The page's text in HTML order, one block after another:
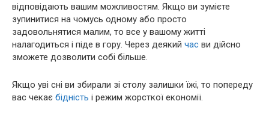
відповідають вашим можливостям. Якщо ви зумієте
зупинитися на чомусь одному або просто
задовольнятися малим, то все у вашому житті
налагодиться і піде в гору. Через деякий час ви дійсно
зможете дозволити собі більше.
Якщо уві сні ви збирали зі столу залишки їжі, то попереду
вас чекає бідність і режим жорсткої економії.